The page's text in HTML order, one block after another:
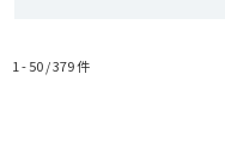
1 - 50 /379件